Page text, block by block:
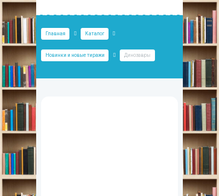
Главная Каталог
Новинки и новые тиражи Динозавры